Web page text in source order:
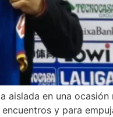
en una ocasión
y para